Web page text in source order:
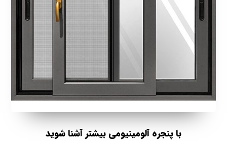
با پنجره آلومینیومی بیشتر آشنا شوید